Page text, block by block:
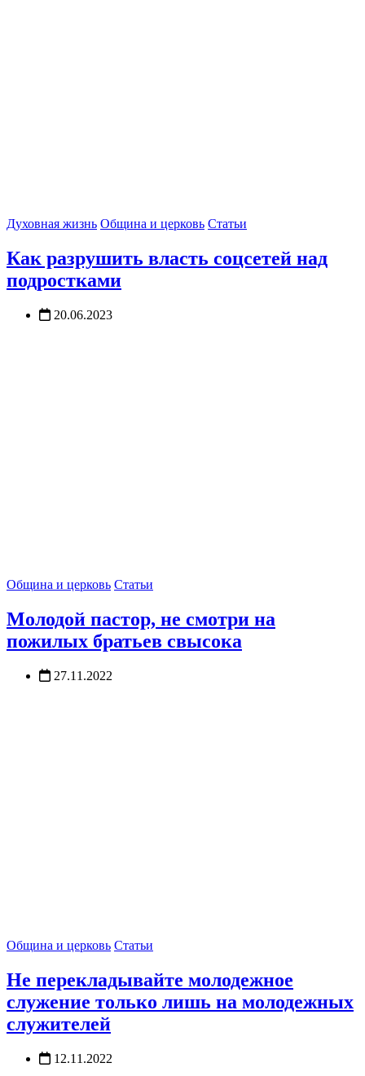
Духовная жизнь Община и церковь Статьи
Как разрушить власть соцсетей над
подростками
20.06.2023
Община и церковь Статьи
Молодой пастор, не смотри на
пожилых братьев свысока
27.11.2022
Община и церковь Статьи
Не перекладывайте молодежное
служение только лишь на молодежных
служителей
12.11.2022